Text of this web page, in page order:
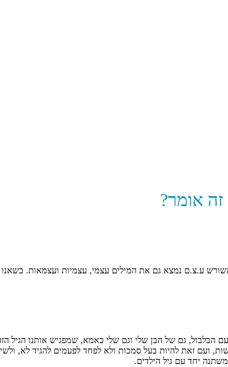
אומר?
ע.צ.ם נמצא גם את המילים עצמי, עצמיות ועצמאות.
הבלבול, גם של הבן שלי וגם שלי כאמא, שמפגיש אותנו הגיל
ועם זאת להיות בעל סמכות ולא לפחד לפעמים להגיד לא,
יחד עם גיל הילדים.